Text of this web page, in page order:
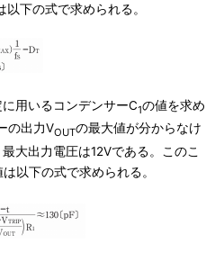
下の式で求められる。
用いるコンデンサーC1の値を求め
の出力VOUTの最大値が分からなけ
大出力電圧は12Vである。このこ
以下の式で求められる。